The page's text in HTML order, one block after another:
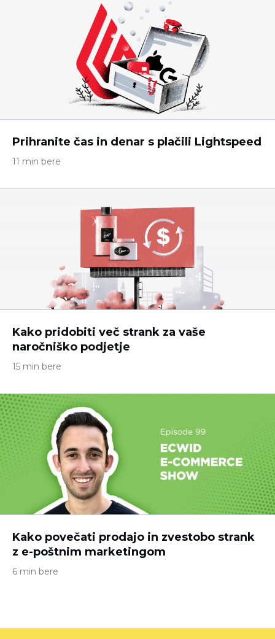
Prihranite čas in denar s plačili Lightspeed
11 min bere
Kako pridobiti več strank za vaše
naročniško podjetje
15 min bere
Kako povečati prodajo in zvestobo strank
z e-poštnim marketingom
6 min bere